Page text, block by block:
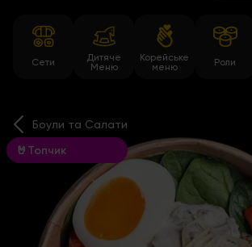
Сети
Дитяче
Меню
Корейське
меню
Роли
Боули та Салати
🤘Топчик